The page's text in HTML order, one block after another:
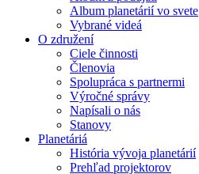
Album planetárií vo svete
Vybrané videá
O združení
Ciele činnosti
Členovia
Spolupráca s partnermi
Výročné správy
Napísali o nás
Stanovy
Planetáriá
História vývoja planetárií
Prehľad projektorov